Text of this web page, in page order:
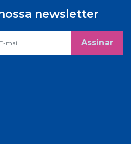
newsletter
Assinar